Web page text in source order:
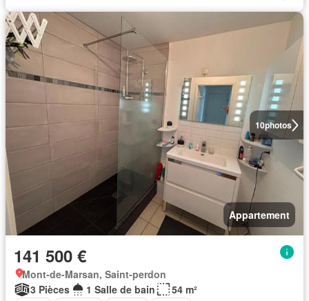
10photos
Appartement
141 500 €
Mont-de-Marsan, Saint-perdon
3 Pièces
1 Salle de bain
54 m²